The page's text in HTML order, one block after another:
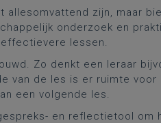
allesomvattend zijn, maar
onderzoek en
lessen.
Zo denkt een leraar
van de les is er ruimte
een volgende les.
en reflectietool